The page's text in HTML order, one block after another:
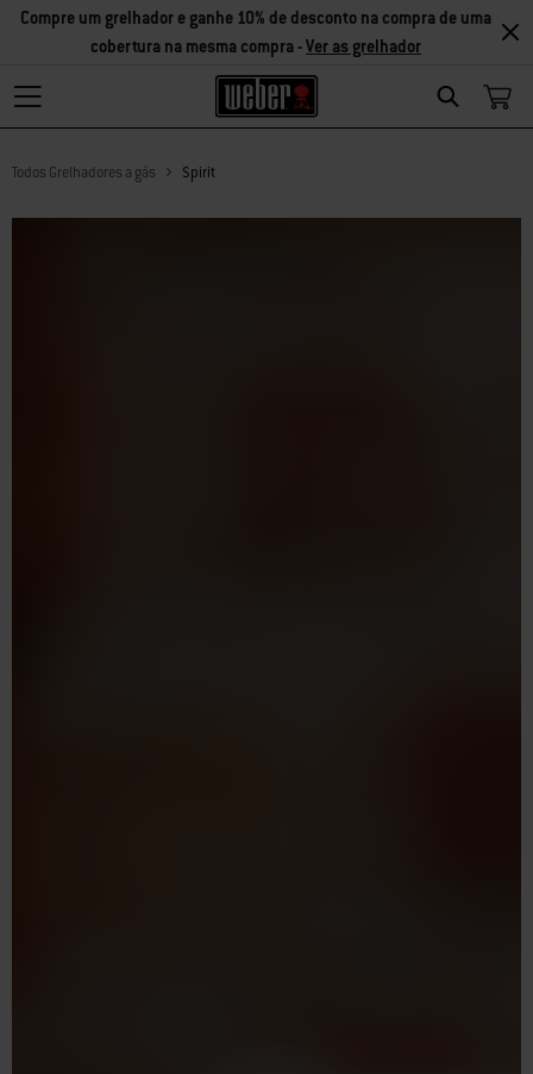
Search
Compre um grelhador e ganhe 10% de desconto na compra de uma
cobertura na mesma compra -Ver as grelhador
Todos Grelhadores a gás Spirit